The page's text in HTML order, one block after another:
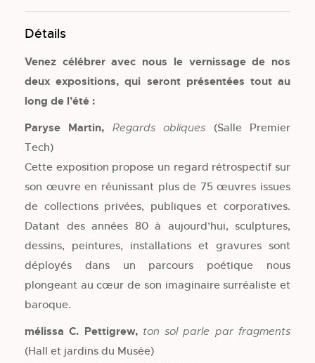
Détails
Venez célébrer avec nous le vernissage de nos
deux expositions, qui seront présentées tout au
long de l’été :
Paryse Martin,
Regards obliques (Salle Premier
Tech)
Cette exposition propose un regard rétrospectif sur
son œuvre en réunissant plus de 75 œuvres issues
de collections privées, publiques et corporatives.
Datant des années 80 à aujourd’hui, sculptures,
dessins, peintures, installations et gravures sont
déployés dans un parcours poétique nous
plongeant au cœur de son imaginaire surréaliste et
baroque.
mélissa C. Pettigrew, ton sol parle par fragments
(Hall et jardins du Musée)